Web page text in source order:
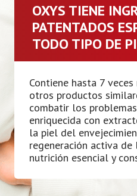
OXYS TIENE
PATENTADOS
TODO TIPO DE
Contiene hasta 7
otros productos
combatir los
enriquecida con
la piel del
regeneración activa
nutrición esencial y